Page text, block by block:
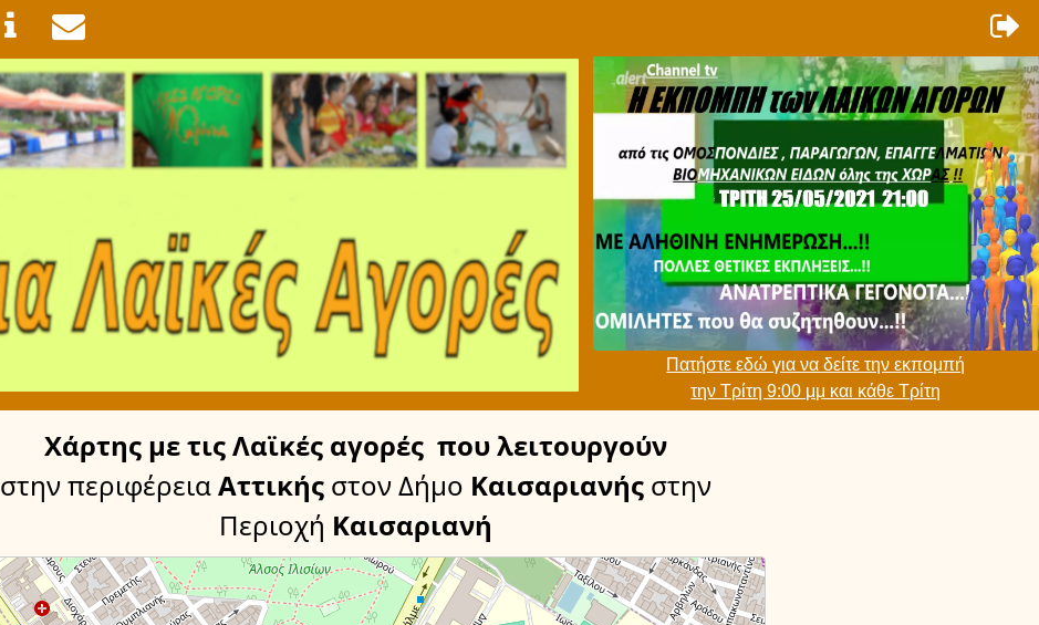
Πατήστε εδώ για να δείτε την εκπομπή
την Τρίτη 9:00 μμ και κάθε Τρίτη
Χάρτης με τις Λαϊκές αγορές που λειτουργούν
στην περιφέρειαΑττικής στον Δήμο Καισαριανής στην
Περιοχή Καισαριανή